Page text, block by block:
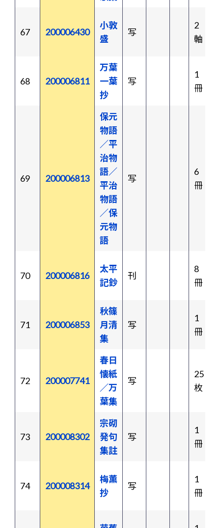
67 200006430
小敦
盛
写
2
軸
68 200006811
万葉
一葉
抄
写
1
冊
69 200006813
保元
物語
／平
治物
語／
平治
物語
／保
元物
語
写
6
冊
70 200006816
太平
記鈔
刊
8
冊
71 200006853
秋篠
月清
集
写
1
冊
72 200007741
春日
懐紙
／万
葉集
写
25
枚
73 200008302
宗砌
発句
集註
写
1
冊
74 200008314
梅薫
抄
写
1
冊